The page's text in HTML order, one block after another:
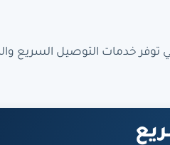
خدمات التوصيل السريع